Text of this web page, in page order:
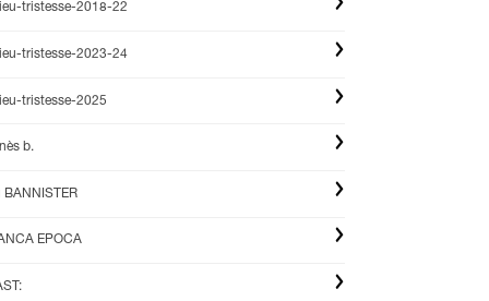
tristesse-2018-22
tristesse-2023-24
tristesse-2025
b.
BANNISTER
EPOCA